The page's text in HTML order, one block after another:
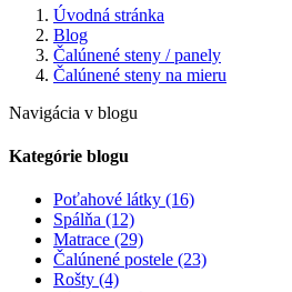
Úvodná stránka
Blog
Čalúnené steny / panely
Čalúnené steny na mieru
Navigácia v blogu
Kategórie blogu
Poťahové látky (16)
Spálňa (12)
Matrace (29)
Čalúnené postele (23)
Rošty (4)